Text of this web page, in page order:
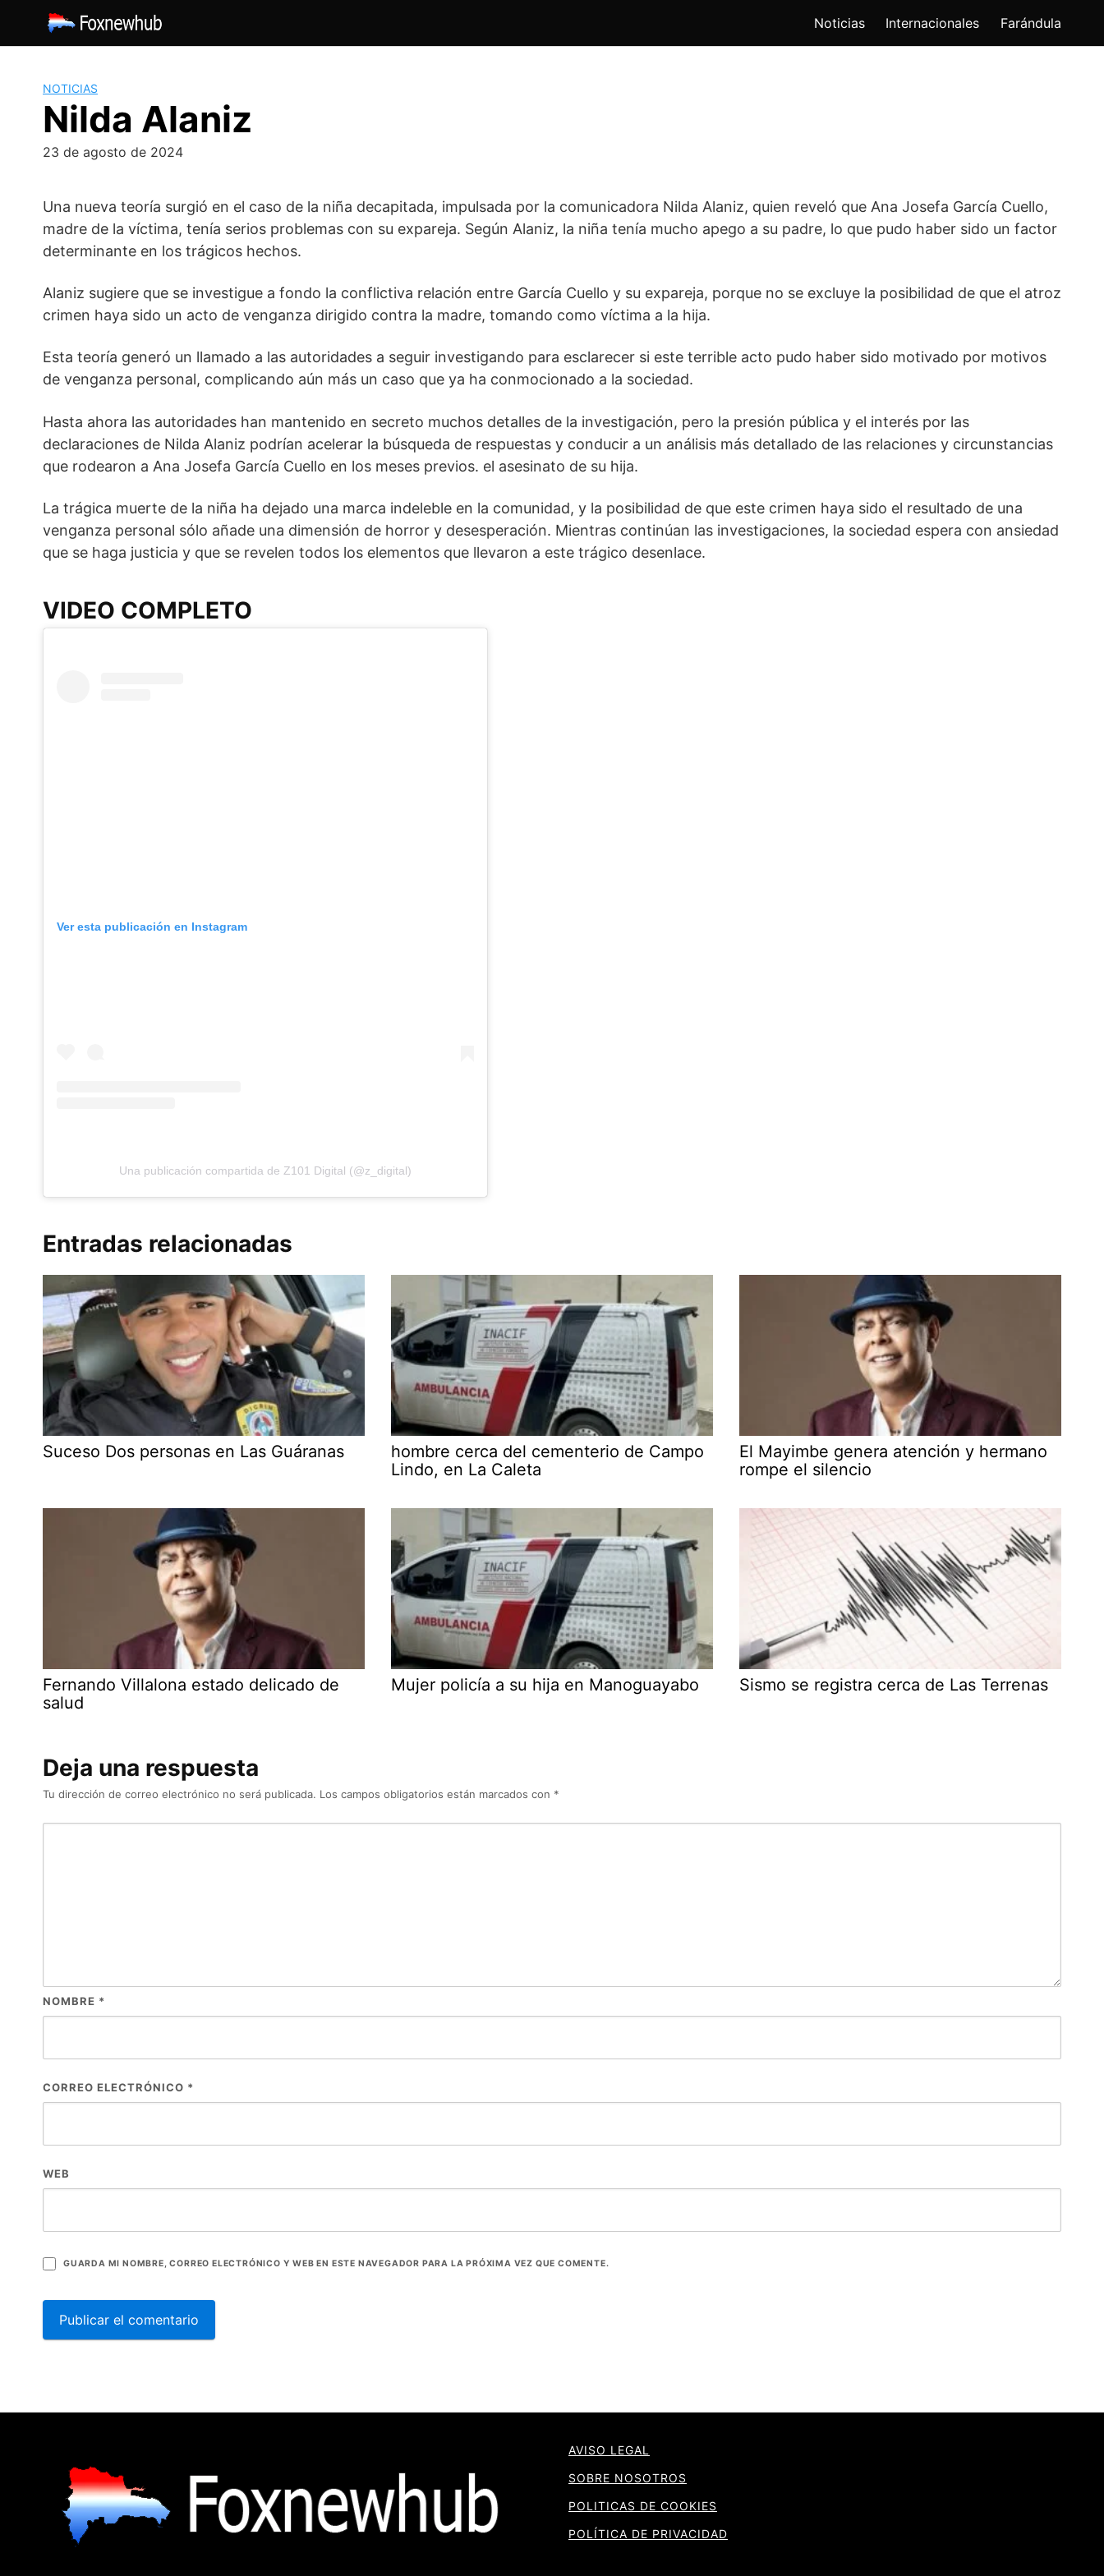
contenido
Noticias Internacionales Farándula
NOTICIAS
Nilda Alaniz
23 de agosto de 2024
Una nueva teoría surgió en el caso de la niña decapitada, impulsada por la comunicadora Nilda Alaniz, quien reveló que Ana Josefa García Cuello,
madre de la víctima, tenía serios problemas con su expareja. Según Alaniz, la niña tenía mucho apego a su padre, lo que pudo haber sido un factor
determinante en los trágicos hechos.
Alaniz sugiere que se investigue a fondo la conflictiva relación entre García Cuello y su expareja, porque no se excluye la posibilidad de que el atroz
crimen haya sido un acto de venganza dirigido contra la madre, tomando como víctima a la hija.
Esta teoría generó un llamado a las autoridades a seguir investigando para esclarecer si este terrible acto pudo haber sido motivado por motivos
de venganza personal, complicando aún más un caso que ya ha conmocionado a la sociedad.
Hasta ahora las autoridades han mantenido en secreto muchos detalles de la investigación, pero la presión pública y el interés por las
declaraciones de Nilda Alaniz podrían acelerar la búsqueda de respuestas y conducir a un análisis más detallado de las relaciones y circunstancias
que rodearon a Ana Josefa García Cuello en los meses previos. el asesinato de su hija.
La trágica muerte de la niña ha dejado una marca indeleble en la comunidad, y la posibilidad de que este crimen haya sido el resultado de una
venganza personal sólo añade una dimensión de horror y desesperación. Mientras continúan las investigaciones, la sociedad espera con ansiedad
que se haga justicia y que se revelen todos los elementos que llevaron a este trágico desenlace.
VIDEO COMPLETO
Ver esta publicación en Instagram
Una publicación compartida de Z101 Digital (@z_digital)
Entradas relacionadas
Suceso Dos personas en Las Guáranas
hombre cerca del cementerio de Campo
Lindo, en La Caleta
El Mayimbe genera atención y hermano
rompe el silencio
Fernando Villalona estado delicado de
salud
Mujer policía a su hija en Manoguayabo Sismo se registra cerca de Las Terrenas
Deja una respuesta
Tu dirección de correo electrónico no será publicada. Los campos obligatorios están marcados con *
NOMBRE *
CORREO ELECTRÓNICO *
WEB
GUARDA MI NOMBRE, CORREO ELECTRÓNICO Y WEB EN ESTE NAVEGADOR PARA LA PRÓXIMA VEZ QUE COMENTE.
AVISO LEGAL
SOBRE NOSOTROS
POLITICAS DE COOKIES
POLÍTICA DE PRIVACIDAD